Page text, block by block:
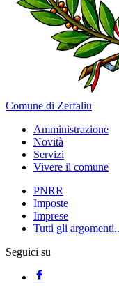
Comune di Zerfaliu
Amministrazione
Novità
Servizi
Vivere il comune
PNRR
Imposte
Imprese
Tutti gli
Seguici su